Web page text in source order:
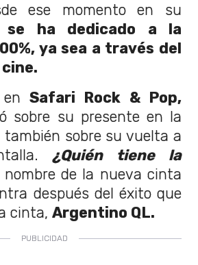
ese momento en su
se ha dedicado a la
ya sea a través del
Safari Rock & Pop,
sobre su presente en la
también sobre su vuelta a
¿Quién tiene la
nombre de la nueva cinta
después del éxito que
cinta, Argentino QL.